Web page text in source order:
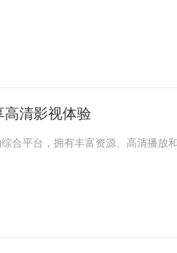
清影视体验
合平台，拥有丰富资源、高清播放